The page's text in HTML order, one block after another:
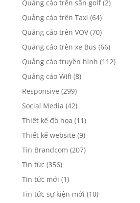
Quảng cáo trên sân golf(2)
Quảng cáo trên Taxi (64)
Quảng cáo trên VOV(70)
Quảng cáo trên xe Bus (66)
Quảng cáo truyền hình (112)
Quảng cáo Wifi (8)
Responsive (299)
Social Media (42)
Thiết kế đồ họa (11)
Thiết kế website (9)
Tin Brandcom (207)
Tin tức (356)
Tin tức mới (1)
Tin tức sự kiện mới (10)